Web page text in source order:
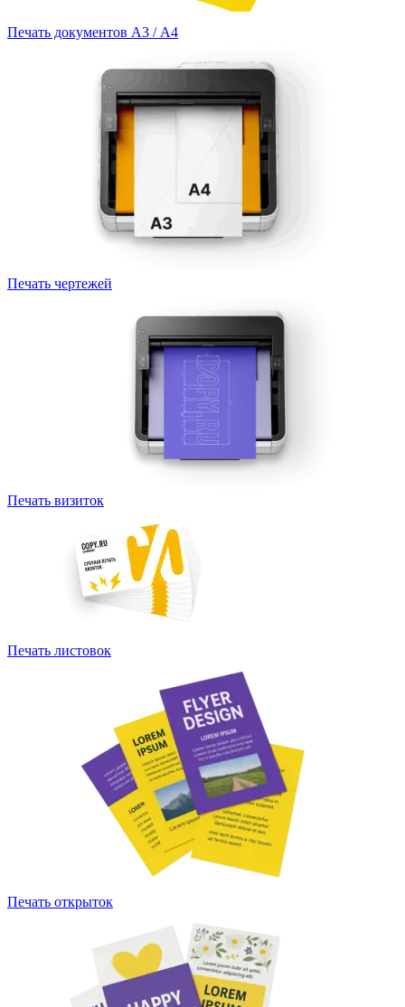
Печать документов А3 / А4
Печать чертежей
Печать визиток
Печать листовок
Печать открыток